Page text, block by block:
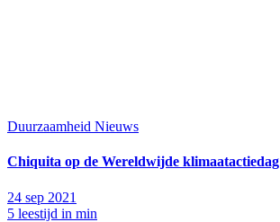
Duurzaamheid Nieuws
Chiquita op de Wereldwijde klimaatactiedag
24 sep 2021
5 leestijd in min